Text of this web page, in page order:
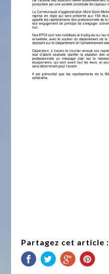
Partagez cet article :